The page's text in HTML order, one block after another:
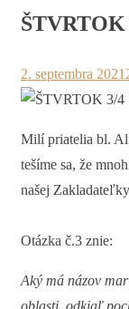
ŠTVRTOK
2. septembra 2021
Milí priatelia bl.
tešíme sa, že
našej
Otázka č.3 znie:
Aký má názov
oblasti, odkiaľ